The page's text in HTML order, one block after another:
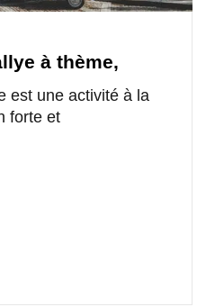
à thème,
est une activité à la
forte et